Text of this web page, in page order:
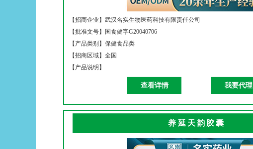
【招商企业】 武汉名实生物医药科技有限责任公司
【批准文号】
国食健字G20040706
【产品类别】 保健食品类
【招商区域】 全国
【产品说明】
查看详情 我要代理
养延天韵胶囊